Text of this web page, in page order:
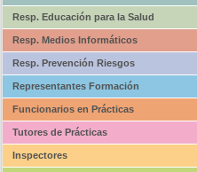
Resp. Educación para la Salud
Resp. Medios Informáticos
Resp. Prevención Riesgos
Representantes Formación
Funcionarios en Prácticas
Tutores de Prácticas
Inspectores